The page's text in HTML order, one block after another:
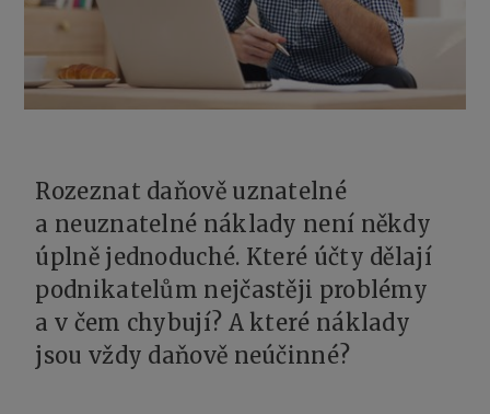
Rozeznat daňově uznatelné
a neuznatelné náklady není někdy
úplně jednoduché. Které účty dělají
podnikatelům nejčastěji problémy
a v čem chybují? A které náklady
jsou vždy daňově neúčinné?